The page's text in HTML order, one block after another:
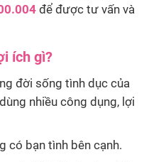
để được tư vấn và
ích gì?
đời sống tình dục của
nhiều công dụng, lợi
có bạn tình bên cạnh.